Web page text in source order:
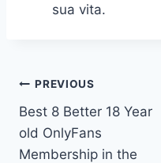
sua vita.
Post
navigation
PREVIOUS
Best 8 Better 18 Year
old OnlyFans
Membership in the